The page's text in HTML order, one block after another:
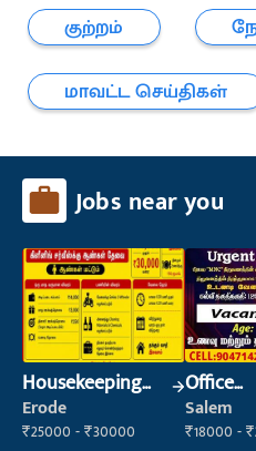
குற்றம்
மாவட்ட செய்திகள்
Jobs near you
Housekeeping
Staff
(Housekeeping)
Erode
₹25000 - ₹30000
Office
Staff
Salem
₹18000 -